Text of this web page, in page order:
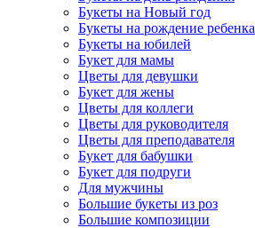
Букеты на Новый год
Букеты на рождение ребенка
Букеты на юбилей
Букет для мамы
Цветы для девушки
Букет для жены
Цветы для коллеги
Цветы для руководителя
Цветы для преподавателя
Букет для бабушки
Букет для подруги
Для мужчины
Большие букеты из роз
Большие композиции